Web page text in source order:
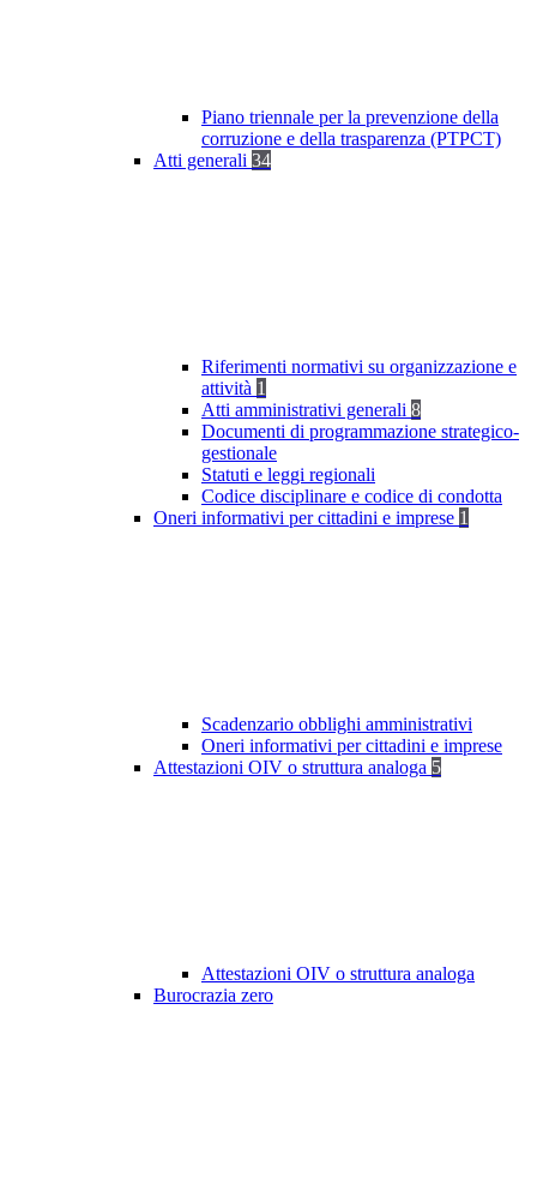
Piano triennale per la prevenzione della
corruzione e della trasparenza (PTPCT)
Atti generali 34
Riferimenti normativi su organizzazione e
attività 1
Atti amministrativi generali 8
Documenti di programmazione strategico-
gestionale
Statuti e leggi regionali
Codice disciplinare e codice di condotta
Oneri informativi per cittadini e imprese 1
Scadenzario obblighi amministrativi
Oneri informativi per cittadini e imprese
Attestazioni OIV o struttura analoga 5
Attestazioni OIV o struttura analoga
Burocrazia zero